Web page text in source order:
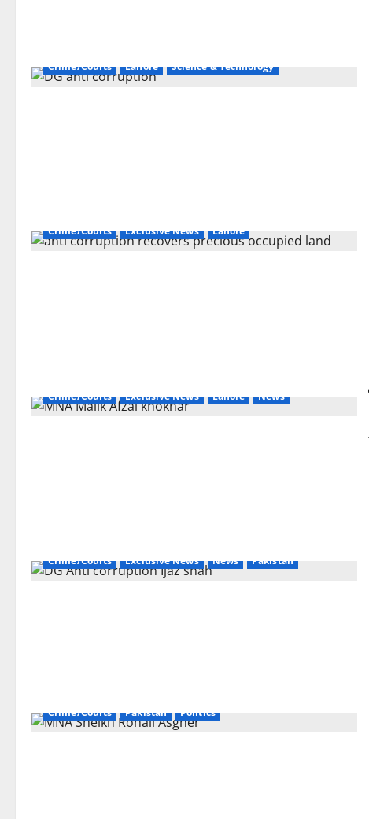
Crime/Courts Lahore Science & Technology
Crime/Courts Exclusive News Lahore
Crime/Courts Exclusive News Lahore News
Crime/Courts Exclusive News News Pakistan
Crime/Courts Pakistan Politics